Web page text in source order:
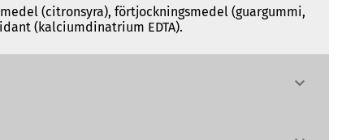
(citronsyra), förtjockningsmedel (guargummi,
(kalciumdinatrium EDTA).